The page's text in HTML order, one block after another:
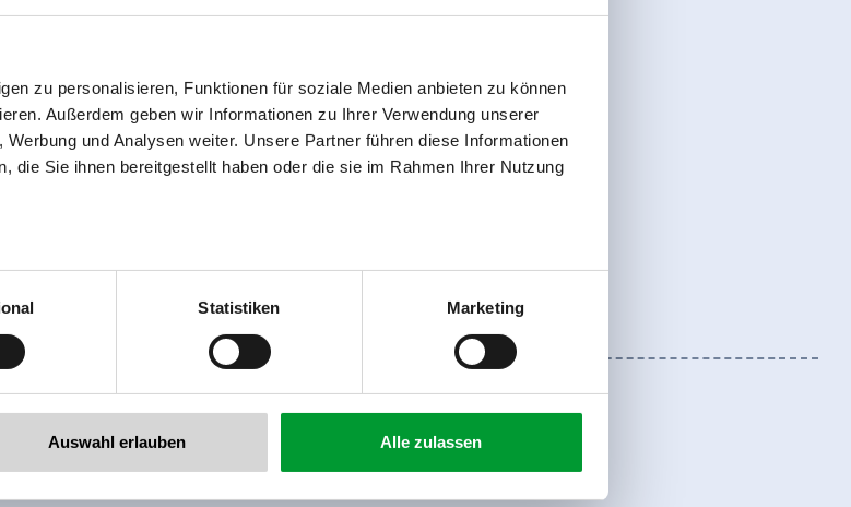
zu personalisieren, Funktionen für soziale Medien anbieten zu können
Außerdem geben wir Informationen zu Ihrer Verwendung unserer
und Analysen weiter. Unsere Partner führen diese Informationen
die Sie ihnen bereitgestellt haben oder die sie im Rahmen Ihrer Nutzung
Statistiken Marketing
Auswahl erlauben Alle zulassen
Terug naar het overzicht